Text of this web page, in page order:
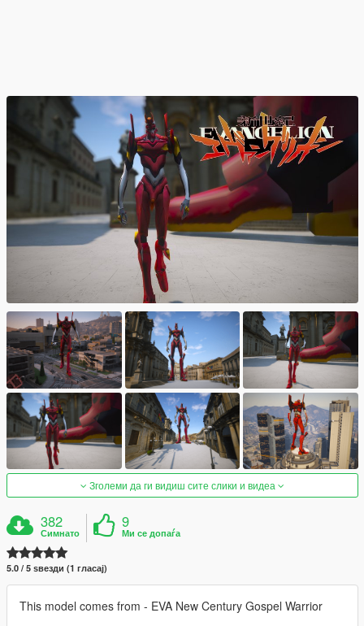
Зголеми да ги видиш сите слики и видеа
382
Симнато
9
Ми се допаѓа
5.0 / 5 ѕвезди (1 гласај)
This model comes from - EVA New Century Gospel Warrior